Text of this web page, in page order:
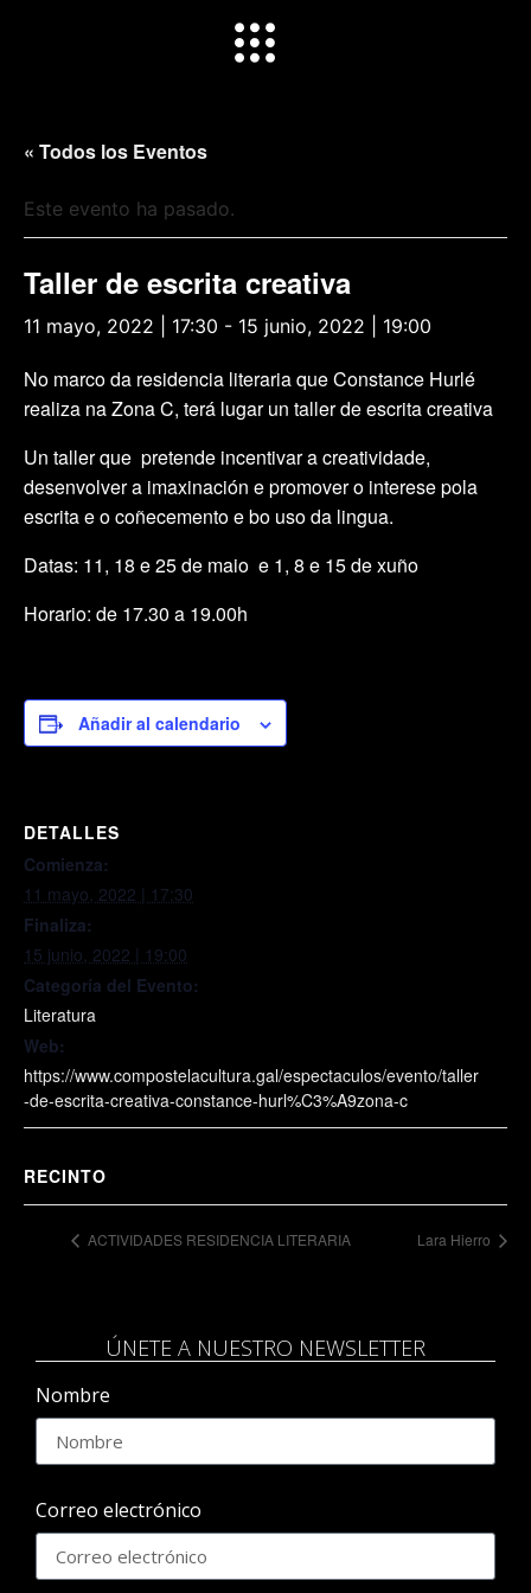
« Todos los Eventos
Este evento ha pasado.
Taller de escrita creativa
11 mayo, 2022 | 17:30 - 15 junio, 2022 | 19:00
No marco da residencia literaria que Constance Hurlé
realiza na Zona C, terá lugar un taller de escrita creativa
Un taller que pretende incentivar a creatividade,
desenvolver a imaxinación e promover o interese pola
escrita e o coñecemento e bo uso da lingua.
Datas: 11, 18 e 25 de maio e 1, 8 e 15 de xuño
Horario: de 17.30 a 19.00h
Añadir al calendario
DETALLES
Comienza:
11 mayo, 2022 | 17:30
Finaliza:
15 junio, 2022 | 19:00
Categoría del Evento:
Literatura
Web:
https://www.compostelacultura.gal/espectaculos/evento/taller
-de-escrita-creativa-constance-hurl%C3%A9zona-c
RECINTO
ACTIVIDADES RESIDENCIA LITERARIA Lara Hierro
ÚNETE A NUESTRO NEWSLETTER
Nombre
Correo electrónico